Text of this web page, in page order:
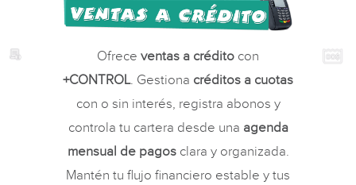
Ofrece ventas a crédito con
+CONTROL. Gestiona créditos a cuotas
con o sin interés, registra abonos y
controla tu cartera desde una agenda
mensual de pagosclara y organizada.
Mantén tu flujo financiero estable y tus